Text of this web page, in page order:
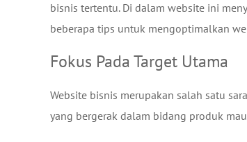
bisnis tertentu. Di dalam website ini
beberapa tips untuk mengoptimalkan
Fokus Pada Target Utama
Website bisnis merupakan salah satu
yang bergerak dalam bidang produk